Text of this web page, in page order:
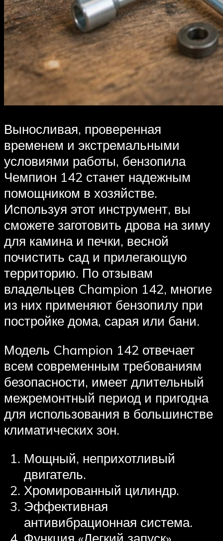
Выносливая, проверенная
временем и экстремальными
условиями работы, бензопила
Чемпион 142 станет надежным
помощником в хозяйстве.
Используя этот инструмент, вы
сможете заготовить дрова на зиму
для камина и печки, весной
почистить сад и прилегающую
территорию. По отзывам
владельцев Champion 142, многие
из них применяют бензопилу при
постройке дома, сарая или бани.
Модель Champion 142 отвечает
всем современным требованиям
безопасности, имеет длительный
межремонтный период и пригодна
для использования в большинстве
климатических зон.
Мощный, неприхотливый
двигатель.
Хромированный цилиндр.
Эффективная
антивибрационная система.